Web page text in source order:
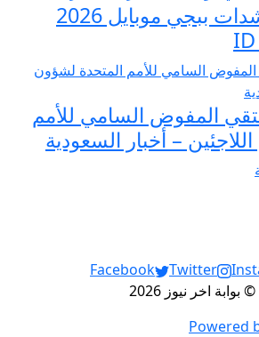
خطوات شحن شدات ببجي موبايل 2026
المفوض السامي للأمم
– أخبار السعودية
Facebook Twitter
اخر نيوز 2026
Powered